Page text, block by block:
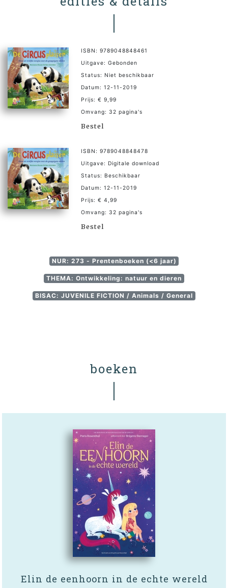
ISBN: 9789048848461
Uitgave: Gebonden
Status: Niet beschikbaar
Datum: 12-11-2019
Prijs: € 9,99
Omvang: 32 pagina's
Bestel
ISBN: 9789048848478
Uitgave: Digitale download
Status: Beschikbaar
Datum: 12-11-2019
Prijs: € 4,99
Omvang: 32 pagina's
Bestel
NUR: 273 - Prentenboeken (<6 jaar)
THEMA: Ontwikkeling: natuur en dieren
BISAC: JUVENILE FICTION / Animals / General
boeken
Elin de eenhoorn in de echte wereld